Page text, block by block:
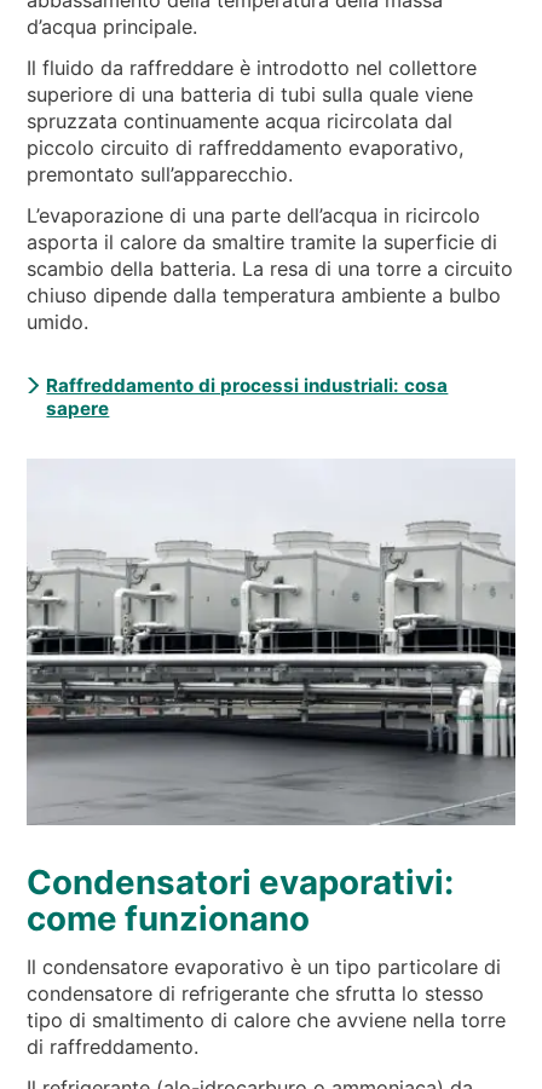
d’acqua principale.
Il fluido da raffreddare è introdotto nel collettore
superiore di una batteria di tubi sulla quale viene
spruzzata continuamente acqua ricircolata dal
piccolo circuito di raffreddamento evaporativo,
premontato sull’apparecchio.
L’evaporazione di una parte dell’acqua in ricircolo
asporta il calore da smaltire tramite la superficie di
scambio della batteria. La resa di una torre a circuito
chiuso dipende dalla temperatura ambiente a bulbo
umido.
Raffreddamento di processi industriali: cosa
sapere
Condensatori evaporativi:
come funzionano
Il condensatore evaporativo è un tipo particolare di
condensatore di refrigerante che sfrutta lo stesso
tipo di smaltimento di calore che avviene nella torre
di raffreddamento.